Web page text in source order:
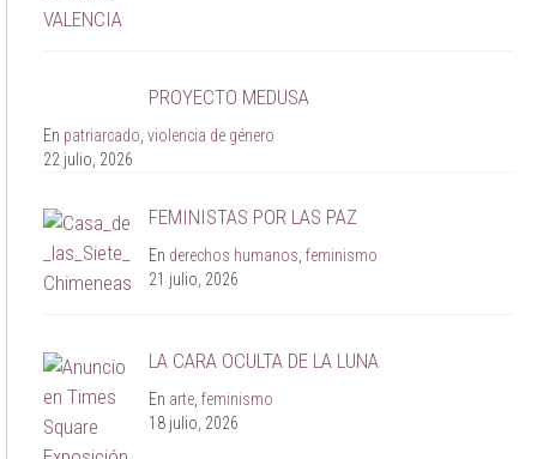
PROYECTO MEDUSA
En patriarcado violencia de género
22 julio, 2026
FEMINISTAS POR LAS PAZ
En derechos humanos feminismo
21 julio, 2026
LA CARA OCULTA DE LA LUNA
En arte, feminismo
18 julio, 2026